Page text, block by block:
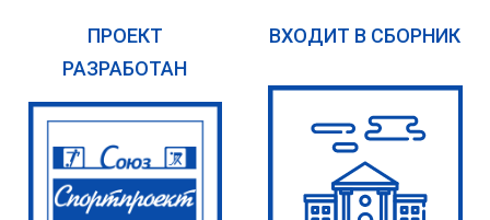
ПРОЕКТ
РАЗРАБОТАН
ВХОДИТ В СБОРНИК